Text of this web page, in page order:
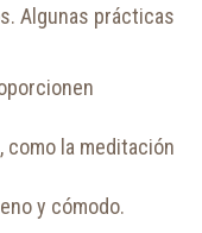
Algunas prácticas
la meditación
y cómodo.